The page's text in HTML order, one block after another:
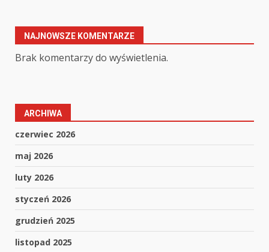
NAJNOWSZE KOMENTARZE
Brak komentarzy do wyświetlenia.
ARCHIWA
czerwiec 2026
maj 2026
luty 2026
styczeń 2026
grudzień 2025
listopad 2025